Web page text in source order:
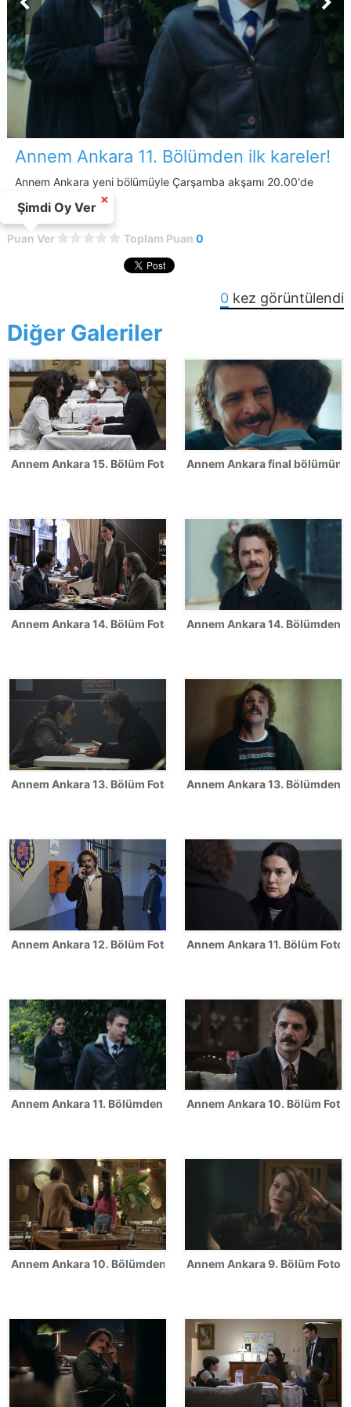
Annem Ankara 11. Bölümden ilk kareler!
Annem Ankara yeni bölümüyle Çarşamba akşamı 20.00'de
Puan Ver Toplam Puan 0
0 kez görüntülendi
Diğer Galeriler
Annem Ankara 15. Bölüm FotoğraflarıAnnem Ankara final
Annem Ankara 14. Bölüm FotoğraflarıAnnem Ankara 14. Bölümden
Annem Ankara 13. Bölüm FotoğraflarıAnnem Ankara 13. Bölümden
Annem Ankara 12. Bölüm FotoğraflarıAnnem Ankara 11. Bölüm
Annem Ankara 11. Bölümden ilk kareler!Annem Ankara 10. Bölüm
Annem Ankara 10. Bölümden ilk kareler!Annem Ankara 9. Bölüm
Şimdi Oy Ver
×